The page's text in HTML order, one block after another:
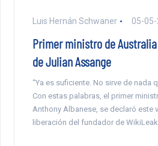
Luis Hernán Schwaner 05-
Primer ministro de
de Julian Assange
“Ya es suficiente. No sirve de nada
Con estas palabras, el primer
Anthony Albanese, se declaró este
liberación del fundador de